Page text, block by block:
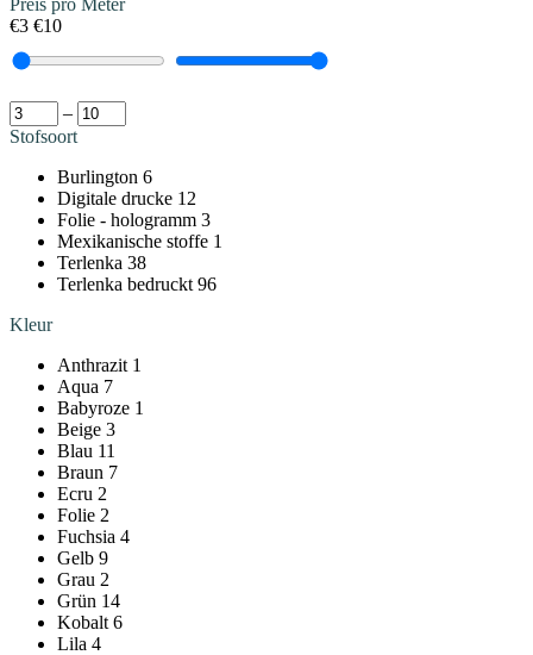
Preis pro Meter
€3 €10
–
Stofsoort
Burlington 6
Digitale drucke 12
Folie - hologramm 3
Mexikanische stoffe 1
Terlenka 38
Terlenka bedruckt 96
Kleur
Anthrazit 1
Aqua 7
Babyroze 1
Beige 3
Blau 11
Braun 7
Ecru 2
Folie 2
Fuchsia 4
Gelb 9
Grau 2
Grün 14
Kobalt 6
Lila 4